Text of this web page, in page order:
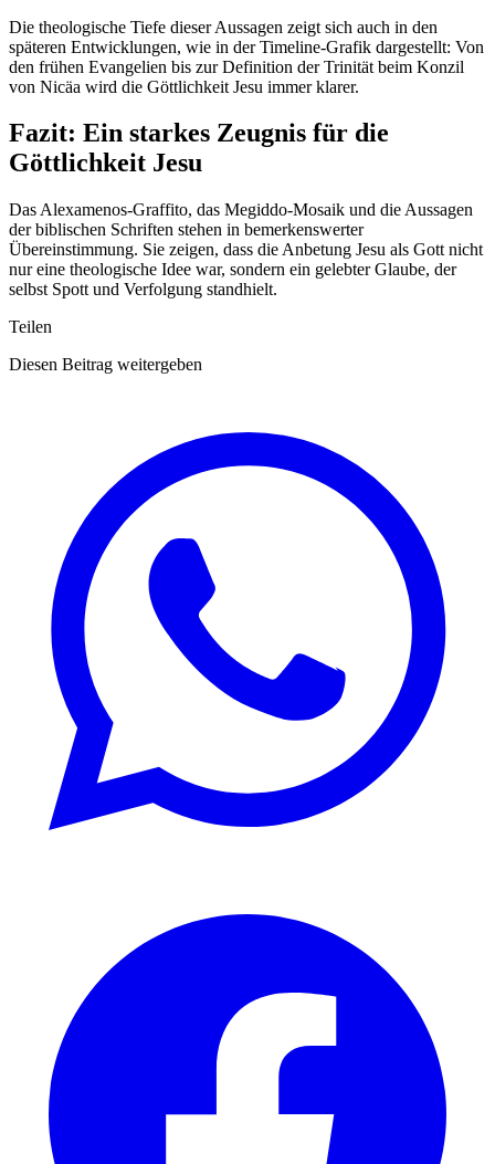
Die theologische Tiefe dieser Aussagen zeigt sich auch in den
späteren Entwicklungen, wie in der Timeline-Grafik dargestellt: Von
den frühen Evangelien bis zur Definition der Trinität beim Konzil
von Nicäa wird die Göttlichkeit Jesu immer klarer.
Fazit: Ein starkes Zeugnis für die
Göttlichkeit Jesu
Das Alexamenos-Graffito, das Megiddo-Mosaik und die Aussagen
der biblischen Schriften stehen in bemerkenswerter
Übereinstimmung. Sie zeigen, dass die Anbetung Jesu als Gott nicht
nur eine theologische Idee war, sondern ein gelebter Glaube, der
selbst Spott und Verfolgung standhielt.
Teilen
Diesen Beitrag weitergeben